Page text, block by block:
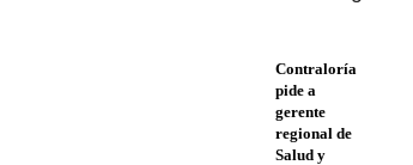
Contraloría
pide a
gerente
regional de
Salud y